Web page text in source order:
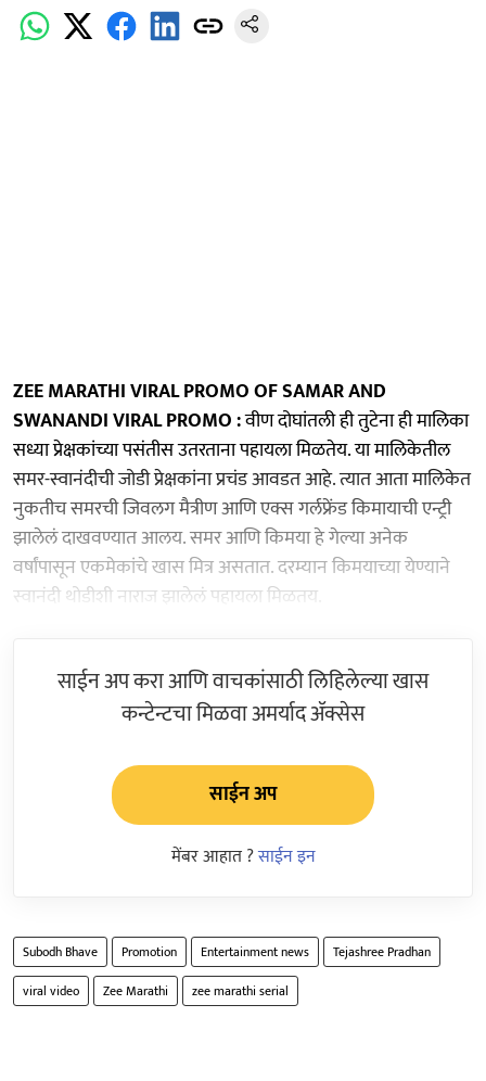
ZEE MARATHI VIRAL PROMO OF SAMAR AND
SWANANDI VIRAL PROMO :वीण दोघांतली ही तुटेना ही मालिका
सध्या प्रेक्षकांच्या पसंतीस उतरताना पहायला मिळतेय. या मालिकेतील
समर-स्वानंदीची जोडी प्रेक्षकांना प्रचंड आवडत आहे. त्यात आता मालिकेत
नुकतीच समरची जिवलग मैत्रीण आणि एक्स गर्लफ्रेंड किमायाची एन्ट्री
झालेलं दाखवण्यात आलय. समर आणि किमया हे गेल्या अनेक
वर्षांपासून एकमेकांचे खास मित्र असतात. दरम्यान किमयाच्या येण्याने
स्वानंदी थोडीशी नाराज झालेलं पहायला मिळतय.
साईन अप करा आणि वाचकांसाठी लिहिलेल्या खास
कन्टेन्टचा मिळवा अमर्याद ॲक्सेस
साईन अप
मेंबर आहात ?साईन इन
Subodh Bhave Promotion Entertainment news
Tejashree Pradhan
viral video
Zee Marathi zee marathi serial